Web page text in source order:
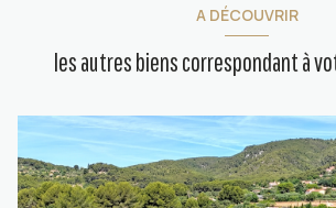
A DÉCOUVRIR
les autres biens correspondant à